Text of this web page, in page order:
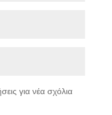
για νέα σχόλια